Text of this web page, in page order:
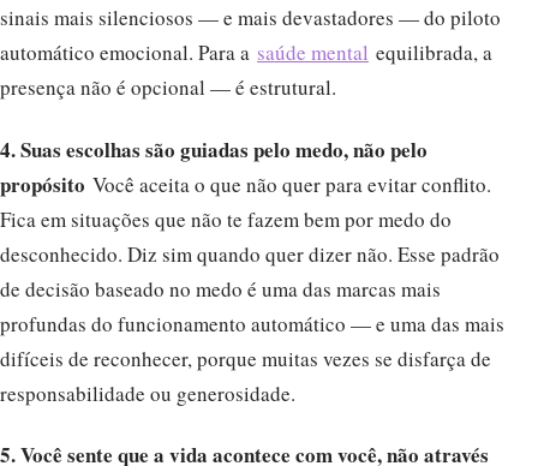
sinais mais silenciosos — e mais devastadores — do piloto
automático emocional. Para a saúde mental equilibrada, a
presença não é opcional — é estrutural.
4. Suas escolhas são guiadas pelo medo, não pelo
propósito Você aceita o que não quer para evitar conflito.
Fica em situações que não te fazem bem por medo do
desconhecido. Diz sim quando quer dizer não. Esse padrão
de decisão baseado no medo é uma das marcas mais
profundas do funcionamento automático — e uma das mais
difíceis de reconhecer, porque muitas vezes se disfarça de
responsabilidade ou generosidade.
5. Você sente que a vida acontece com você, não através